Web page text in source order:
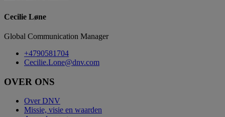
Cecilie Løne
Global Communication Manager
+4790581704
Cecilie.Lone@dnv.com
OVER ONS
Over DNV
Missie, visie en waarden